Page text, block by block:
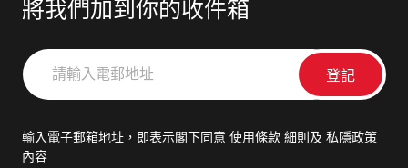
將我們加到你的收件箱
請
輸
郵
輸入電子郵箱地址，即表示閣下同意 使用條款 細則及 私隱政策
內容